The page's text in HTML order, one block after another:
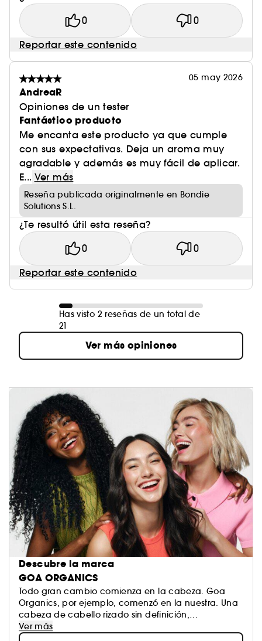
0 0
Reportar este contenido
05 may 2026
AndreaR
Opiniones de un tester
Fantástico producto
Me encanta este producto ya que cumple
con sus expectativas. Deja un aroma muy
agradable y además es muy fácil de aplicar.
E... Ver más
Reseña publicada originalmente en Bondie
Solutions S.L.
¿Te resultó útil esta reseña?
0 0
Reportar este contenido
Has visto 2 reseñas de un total de
21
Ver más opiniones
Descubre la marca
GOA ORGANICS
Todo gran cambio comienza en la cabeza. Goa
Organics, por ejemplo, comenzó en la nuestra. Una
cabeza de cabello rizado sin definición,
encrespado, frágil y quebradizo. Se podría decir
que nuestra relación dejaba mucho que desear.
Ver más